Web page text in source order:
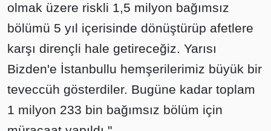
olmak üzere riskli 1,5 milyon bağımsız
bölümü 5 yıl içerisinde dönüştürüp afetlere
karşı dirençli hale getireceğiz. Yarısı
Bizden'e İstanbullu hemşerilerimiz büyük bir
teveccüh gösterdiler. Bugüne kadar toplam
1 milyon 233 bin bağımsız bölüm için